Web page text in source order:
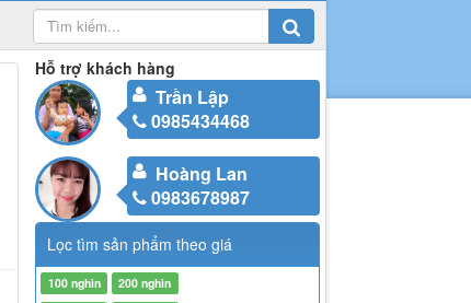
Hỗ trợ khách hàng
Trần Lập
0985434468
Hoàng Lan
0983678987
Lọc tìm sản phẩm theo giá
100 nghìn
200 nghìn